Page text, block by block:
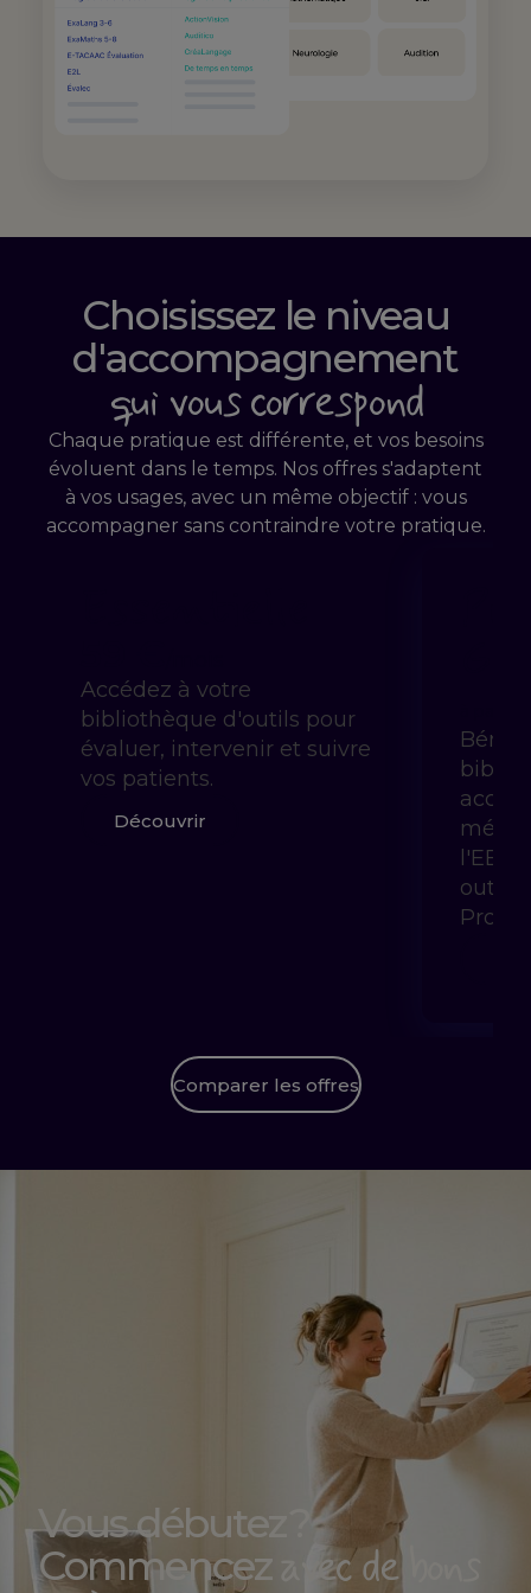
Choisissez le niveau
d'accompagnement
qui vous correspond
Chaque pratique est différente, et vos besoins
évoluent dans le temps. Nos offres s'adaptent
à vos usages, avec un même objectif : vous
accompagner sans contraindre votre pratique.
Accédez à votre
bibliothèque d'outils pour
évaluer, intervenir et suivre
vos patients.
Découvrir
l'EBP
outils
Comparer les offres
Vous débutez ?
Commencez
avec de bons